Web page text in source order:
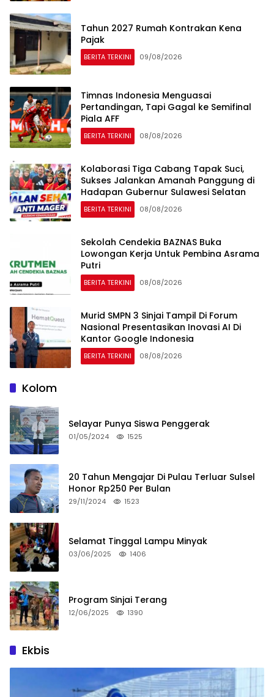
Tahun 2027 Rumah Kontrakan Kena
Pajak
BERITA TERKINI 09/08/2026
Timnas Indonesia Menguasai
Pertandingan, Tapi Gagal ke Semifinal
Piala AFF
BERITA TERKINI 08/08/2026
Kolaborasi Tiga Cabang Tapak Suci,
Sukses Jalankan Amanah Panggung di
Hadapan Gubernur Sulawesi Selatan
BERITA TERKINI 08/08/2026
Sekolah Cendekia BAZNAS Buka
Lowongan Kerja Untuk Pembina Asrama
Putri
BERITA TERKINI 08/08/2026
Murid SMPN 3 Sinjai Tampil Di Forum
Nasional Presentasikan Inovasi AI Di
Kantor Google Indonesia
BERITA TERKINI 08/08/2026
Kolom
Selayar Punya Siswa Penggerak
01/05/2024 1525
20 Tahun Mengajar Di Pulau Terluar Sulsel
Honor Rp250 Per Bulan
29/11/2024 1523
Selamat Tinggal Lampu Minyak
03/06/2025 1406
Program Sinjai Terang
12/06/2025 1390
Ekbis